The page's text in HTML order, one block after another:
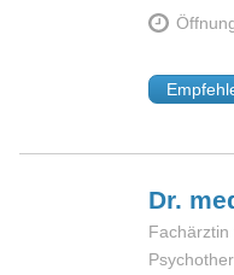
Dr.
Fachärztin